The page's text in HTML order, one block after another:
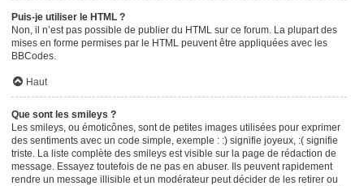
Puis-je utiliser le HTML ?
Non, il n’est pas possible de publier du HTML sur ce forum. La plupart des
mises en forme permises par le HTML peuvent être appliquées avec les
BBCodes.
Haut
Que sont les smileys ?
Les smileys, ou émoticônes, sont de petites images utilisées pour exprimer
des sentiments avec un code simple, exemple : :) signifie joyeux, :( signifie
triste. La liste complète des smileys est visible sur la page de rédaction de
message. Essayez toutefois de ne pas en abuser. Ils peuvent rapidement
rendre un message illisible et un modérateur peut décider de les retirer ou